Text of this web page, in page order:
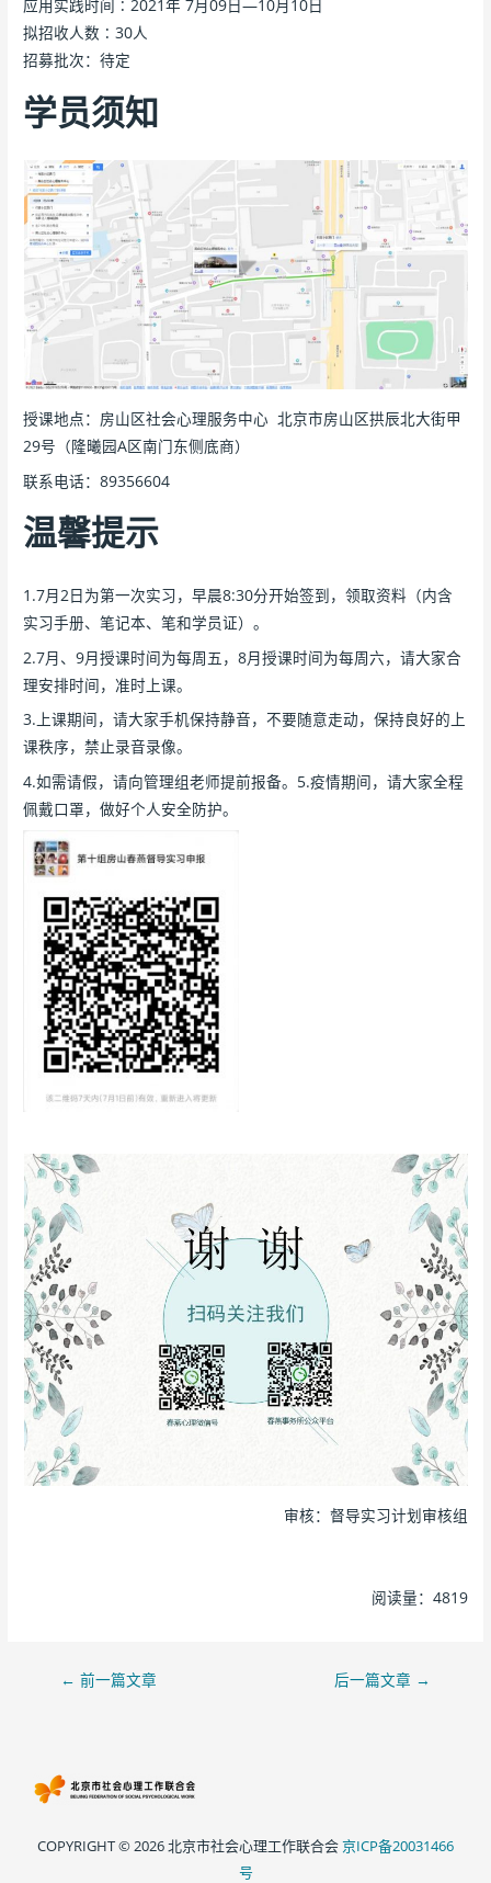
应用实践时间∶2021年 7月09日—10月10日
拟招收人数∶30人
招募批次：待定
学员须知
授课地点：房山区社会心理服务中心 北京市房山区拱辰北大街甲
29号（隆曦园A区南门东侧底商）
联系电话：89356604
温馨提示
1.7月2日为第一次实习，早晨8:30分开始签到，领取资料（内含
实习手册、笔记本、笔和学员证）。
2.7月、9月授课时间为每周五，8月授课时间为每周六，请大家合
理安排时间，准时上课。
3.上课期间，请大家手机保持静音，不要随意走动，保持良好的上
课秩序，禁止录音录像。
4.如需请假，请向管理组老师提前报备。5.疫情期间，请大家全程
佩戴口罩，做好个人安全防护。
审核：督导实习计划审核组
阅读量：4819
← 前一篇文章 后一篇文章 →
COPYRIGHT © 2026 北京市社会心理工作联合会京ICP备20031466
号